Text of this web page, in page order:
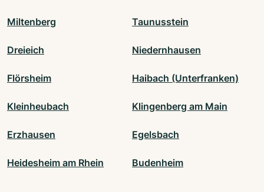
Miltenberg Taunusstein
Dreieich Niedernhausen
Flörsheim Haibach (Unterfranken)
Kleinheubach Klingenberg am Main
Erzhausen Egelsbach
Heidesheim am Rhein Budenheim